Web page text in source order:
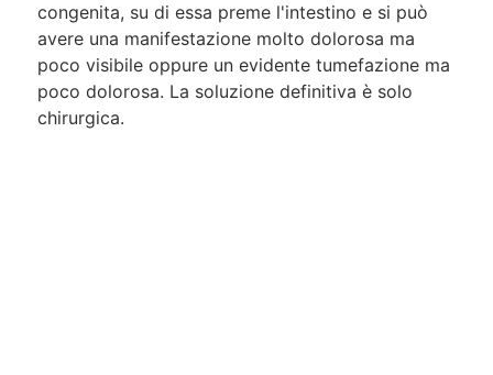
congenita, su di essa preme l'intestino e si può
avere una manifestazione molto dolorosa ma
poco visibile oppure un evidente tumefazione ma
poco dolorosa. La soluzione definitiva è solo
chirurgica.